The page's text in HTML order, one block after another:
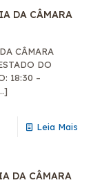
DA CÂMARA
CÂMARA
DO
18:30 –
Leia Mais
DA CÂMARA